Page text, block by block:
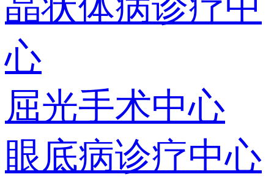
心
屈光手术中心
眼底病诊疗中心